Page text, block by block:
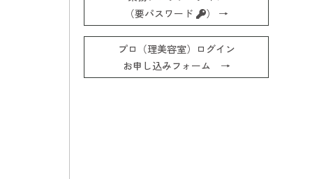
（要パスワード
） →
プロ（理美容室）ログイン
お申し込みフォーム →